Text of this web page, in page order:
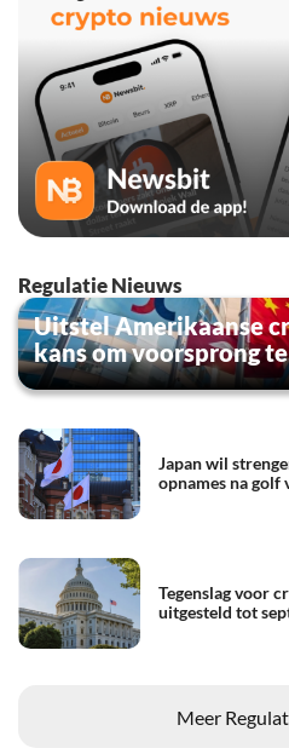
Regulatie Nieuws
Uitstel Amerikaanse
kans om voorsprong
Japan wil
opnames na golf
Tegenslag voor
uitgesteld tot
Meer